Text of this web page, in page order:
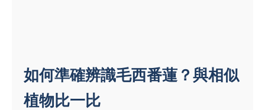
如何準確辨識毛西番蓮？與相似
植物比一比